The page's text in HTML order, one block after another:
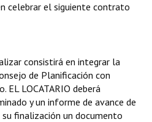
celebrar el siguiente contrato
consistirá en integrar la
de Planificación con
EL LOCATARIO deberá
y un informe de avance de
finalización un documento